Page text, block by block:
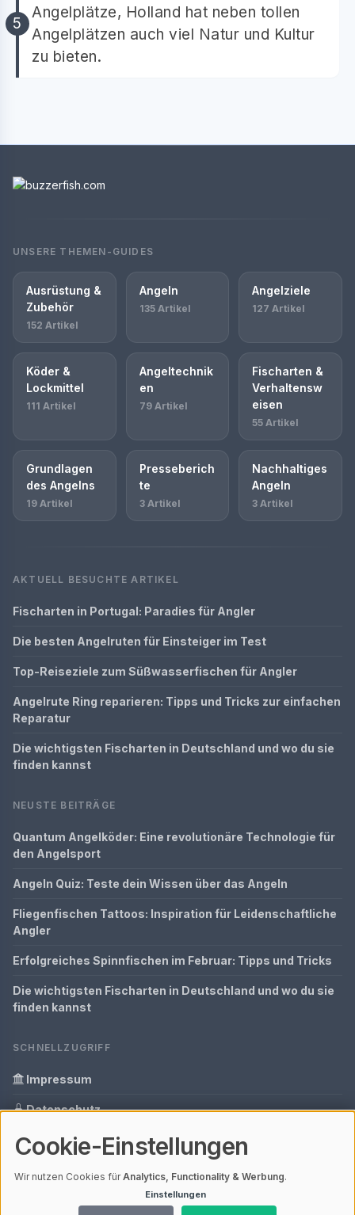
Angelplätze, Holland hat neben tollen
Angelplätzen auch viel Natur und Kultur
zu bieten.
UNSERE THEMEN-GUIDES
Ausrüstung &
Zubehör
152 Artikel
Angeln
135 Artikel
Angelziele
127 Artikel
Köder &
Lockmittel
111 Artikel
Angeltechnik
en
79 Artikel
Fischarten &
Verhaltensw
eisen
55 Artikel
Grundlagen
des Angelns
19 Artikel
Presseberich
te
3 Artikel
Nachhaltiges
Angeln
3 Artikel
AKTUELL BESUCHTE ARTIKEL
Fischarten in Portugal: Paradies für Angler
Die besten Angelruten für Einsteiger im Test
Top-Reiseziele zum Süßwasserfischen für Angler
Angelrute Ring reparieren: Tipps und Tricks zur einfachen
Reparatur
Die wichtigsten Fischarten in Deutschland und wo du sie
finden kannst
NEUSTE BEITRÄGE
Quantum Angelköder: Eine revolutionäre Technologie für
den Angelsport
Angeln Quiz: Teste dein Wissen über das Angeln
Fliegenfischen Tattoos: Inspiration für Leidenschaftliche
Angler
Erfolgreiches Spinnfischen im Februar: Tipps und Tricks
Die wichtigsten Fischarten in Deutschland und wo du sie
finden kannst
SCHNELLZUGRIFF
Impressum
Datenschutz
Informationen zur Inhalt
Ihre Datenschutzeinstellungen
Cookie-Einstellungen
Wir nutzen Cookies fürAnalytics, Functionality & Werbung.
Einstellungen